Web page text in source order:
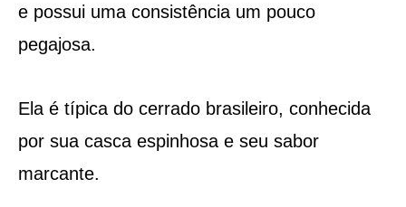
e possui uma consistência um pouco
pegajosa.
Ela é típica do cerrado brasileiro, conhecida
por sua casca espinhosa e seu sabor
marcante.